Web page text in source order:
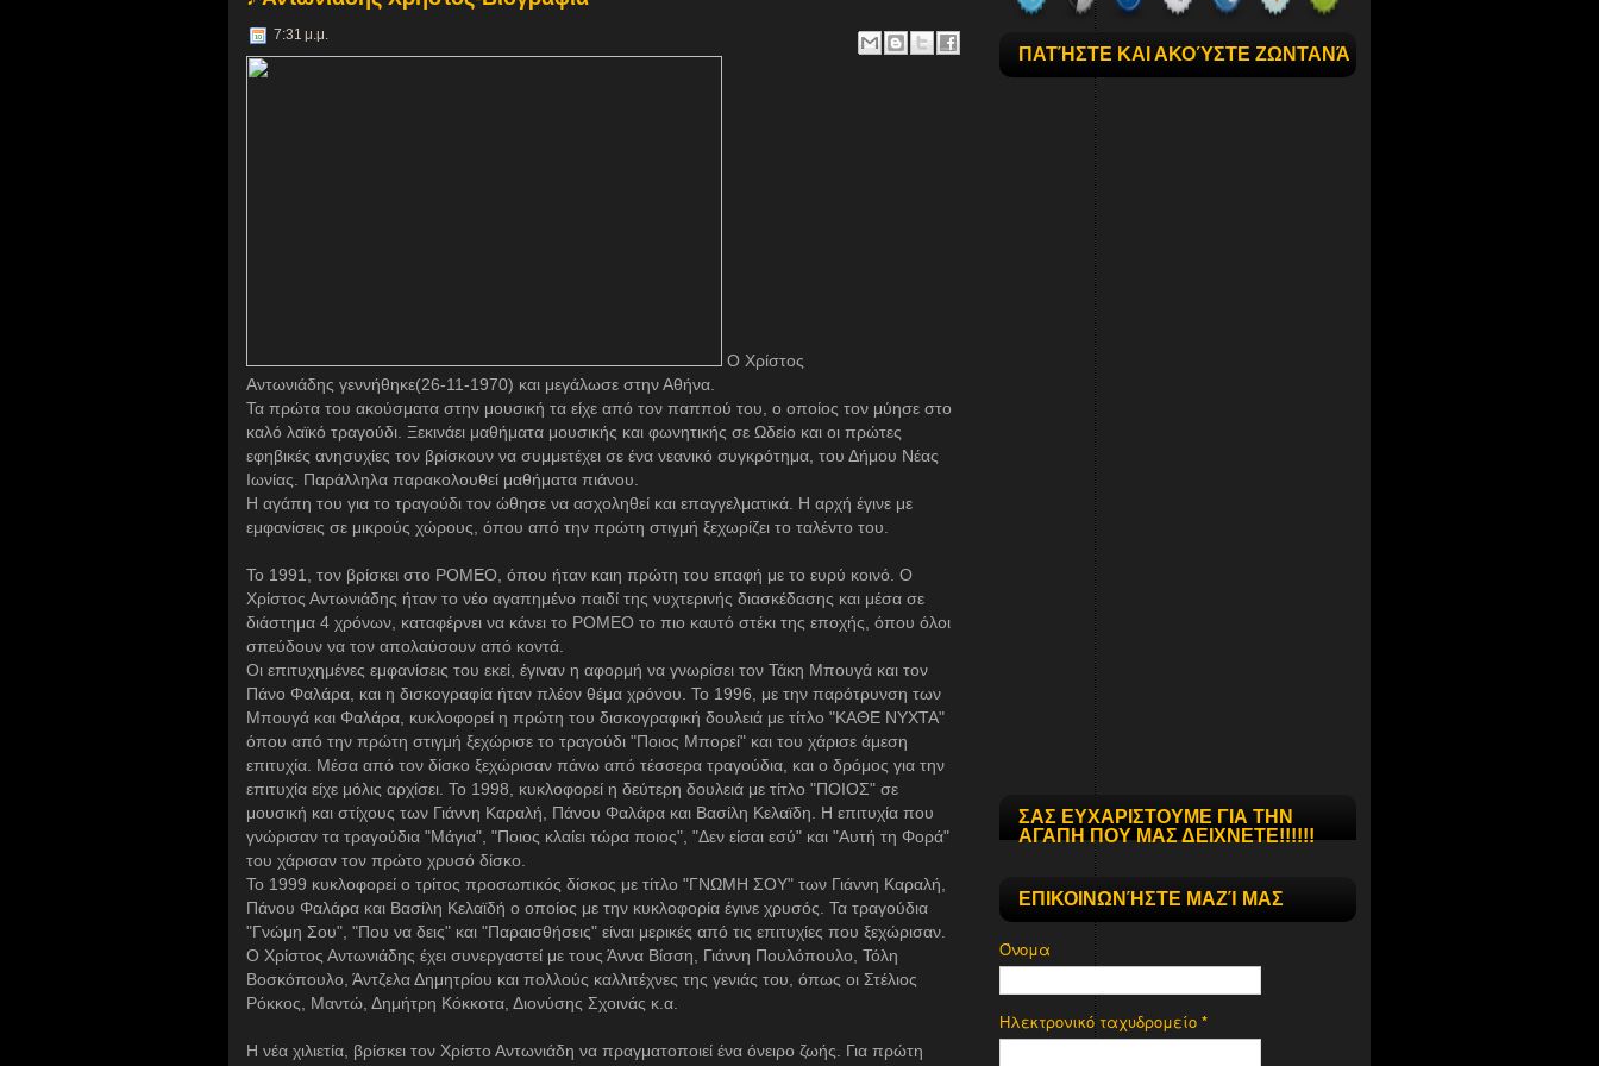
7:31 μ.μ.
Ο Χρίστος
Αντωνιάδης γεννήθηκε(26-11-1970) και μεγάλωσε στην Αθήνα.
Τα πρώτα του ακούσματα στην μουσική τα είχε από τον παππού του, ο οποίος τον μύησε στο
καλό λαϊκό τραγούδι. Ξεκινάει μαθήματα μουσικής και φωνητικής σε Ωδείο και οι πρώτες
εφηβικές ανησυχίες τον βρίσκουν να συμμετέχει σε ένα νεανικό συγκρότημα, του Δήμου Νέας
Ιωνίας. Παράλληλα παρακολουθεί μαθήματα πιάνου.
Η αγάπη του για το τραγούδι τον ώθησε να ασχοληθεί και επαγγελματικά. Η αρχή έγινε με
εμφανίσεις σε μικρούς χώρους, όπου από την πρώτη στιγμή ξεχωρίζει το ταλέντο του.
Το 1991, τον βρίσκει στο ΡΟΜΕΟ, όπου ήταν καιη πρώτη του επαφή με το ευρύ κοινό. Ο
Χρίστος Αντωνιάδης ήταν το νέο αγαπημένο παιδί της νυχτερινής διασκέδασης και μέσα σε
διάστημα 4 χρόνων, καταφέρνει να κάνει το ΡΟΜΕΟ το πιο καυτό στέκι της εποχής, όπου όλοι
σπεύδουν να τον απολαύσουν από κοντά.
Οι επιτυχημένες εμφανίσεις του εκεί, έγιναν η αφορμή να γνωρίσει τον Τάκη Μπουγά και τον
Πάνο Φαλάρα, και η δισκογραφία ήταν πλέον θέμα χρόνου. Το 1996, με την παρότρυνση των
Μπουγά και Φαλάρα, κυκλοφορεί η πρώτη του δισκογραφική δουλειά με τίτλο "ΚΑΘΕ ΝΥΧΤΑ"
όπου από την πρώτη στιγμή ξεχώρισε το τραγούδι "Ποιος Μπορεί" και του χάρισε άμεση
επιτυχία. Μέσα από τον δίσκο ξεχώρισαν πάνω από τέσσερα τραγούδια, και ο δρόμος για την
επιτυχία είχε μόλις αρχίσει. Το 1998, κυκλοφορεί η δεύτερη δουλειά με τίτλο "ΠΟΙΟΣ" σε
μουσική και στίχους των Γιάννη Καραλή, Πάνου Φαλάρα και Βασίλη Κελαϊδη. Η επιτυχία που
γνώρισαν τα τραγούδια "Μάγια", "Ποιος κλαίει τώρα ποιος", "Δεν είσαι εσύ" και "Αυτή τη Φορά"
του χάρισαν τον πρώτο χρυσό δίσκο.
To 1999 κυκλοφορεί ο τρίτος προσωπικός δίσκος με τίτλο "ΓΝΩΜΗ ΣΟΥ" των Γιάννη Καραλή,
Πάνου Φαλάρα και Βασίλη Κελαϊδή ο οποίος με την κυκλοφορία έγινε χρυσός. Τα τραγούδια
"Γνώμη Σου", "Που να δεις" και "Παραισθήσεις" είναι μερικές από τις επιτυχίες που ξεχώρισαν.
Ο Χρίστος Αντωνιάδης έχει συνεργαστεί με τους Άννα Βίσση, Γιάννη Πουλόπουλο, Τόλη
Βοσκόπουλο, Άντζελα Δημητρίου και πολλούς καλλιτέχνες της γενιάς του, όπως οι Στέλιος
Ρόκκος, Μαντώ, Δημήτρη Κόκκοτα, Διονύσης Σχοινάς κ.α.
Η νέα χιλιετία, βρίσκει τον Χρίστο Αντωνιάδη να πραγματοποιεί ένα όνειρο ζωής. Για πρώτη
ΠΑΤΉΣΤΕ ΚΑΙ ΑΚΟΎΣΤΕ ΖΩΝΤΑΝΆ
ΣΑΣ ΕΥΧΑΡΙΣΤΟΥΜΕ ΓΙΑ ΤΗΝ
ΑΓΑΠΗ ΠΟΥ ΜΑΣ ΔΕΙΧΝΕΤΕ!!!!!!
ΕΠΙΚΟΙΝΩΝΉΣΤΕ ΜΑΖΊ ΜΑΣ
Όνομα
Ηλεκτρονικό ταχυδρομείο *